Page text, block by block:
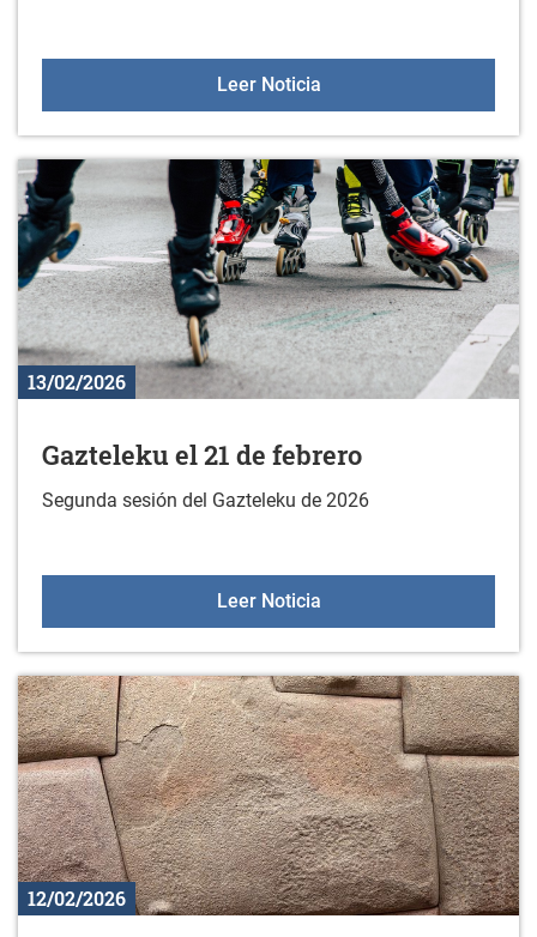
Leer NoticiaCineforum: Vitoria 3 de
13/02/2026
Gazteleku el 21 de febrero
Segunda sesión del Gazteleku de 2026
Leer NoticiaGazteleku el 21 de
12/02/2026